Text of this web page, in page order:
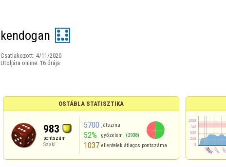
kendogan
Csatlakozott: 4/11/2020
Utoljára online: 16 órája
OSTÁBLA STATISZTIKA
983
pontszám
Szaki
5700 játszma
52% győzelem (2938)
1037 ellenfelek átlagos pontszáma